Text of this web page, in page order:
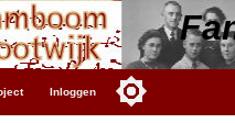
Inloggen